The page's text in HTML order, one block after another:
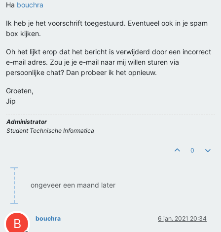
Ha bouchra
Ik heb je het voorschrift toegestuurd. Eventueel ook in je spam
box kijken.
Oh het lijkt erop dat het bericht is verwijderd door een incorrect
e-mail adres. Zou je je e-mail naar mij willen sturen via
persoonlijke chat? Dan probeer ik het opnieuw.
Groeten,
Jip
Administrator
Student Technische Informatica
0
ongeveer een maand later
B bouchra 6 jan. 2021 20:34